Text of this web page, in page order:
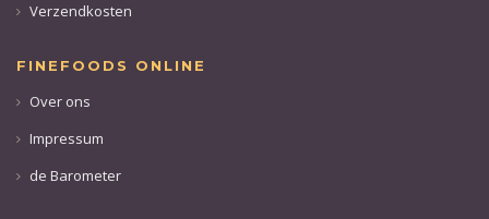
Verzendkosten
FINEFOODS ONLINE
Over ons
Impressum
de Barometer